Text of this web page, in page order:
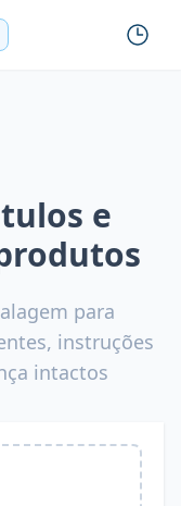
e
para
instruções
intactos